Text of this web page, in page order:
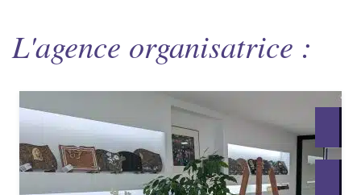
L'agence organisatrice :